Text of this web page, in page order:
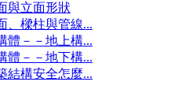
與立面形狀
、樑柱與管線...
體－－地上構...
體－－地下構...
結構安全怎麼...